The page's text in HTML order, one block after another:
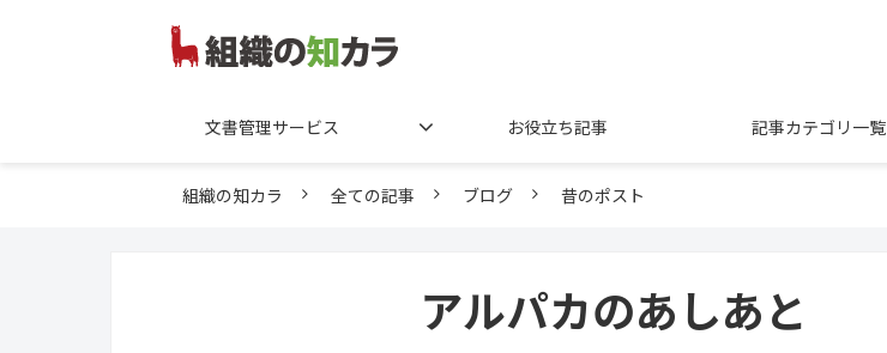
文書管理サービス お役立ち記事 記事カテゴリ一覧
組織の知カラ 全ての記事 ブログ 昔のポスト
アルパカのあしあと